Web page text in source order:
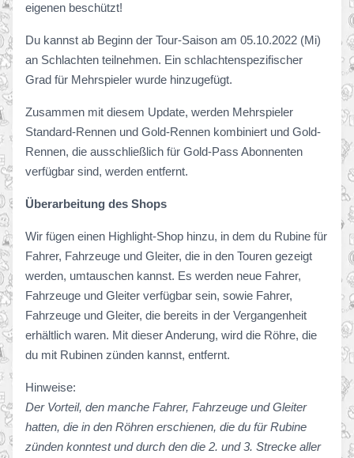
eigenen beschützt!
Du kannst ab Beginn der Tour-Saison am 05.10.2022 (Mi)
an Schlachten teilnehmen. Ein schlachtenspezifischer
Grad für Mehrspieler wurde hinzugefügt.
Zusammen mit diesem Update, werden Mehrspieler
Standard-Rennen und Gold-Rennen kombiniert und Gold-
Rennen, die ausschließlich für Gold-Pass Abonnenten
verfügbar sind, werden entfernt.
Überarbeitung des Shops
Wir fügen einen Highlight-Shop hinzu, in dem du Rubine für
Fahrer, Fahrzeuge und Gleiter, die in den Touren gezeigt
werden, umtauschen kannst. Es werden neue Fahrer,
Fahrzeuge und Gleiter verfügbar sein, sowie Fahrer,
Fahrzeuge und Gleiter, die bereits in der Vergangenheit
erhältlich waren. Mit dieser Anderung, wird die Röhre, die
du mit Rubinen zünden kannst, entfernt.
Hinweise:
Der Vorteil, den manche Fahrer, Fahrzeuge und Gleiter
hatten, die in den Röhren erschienen, die du für Rubine
zünden konntest und durch den die 2. und 3. Strecke aller